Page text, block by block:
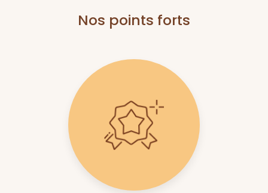
Nos points forts